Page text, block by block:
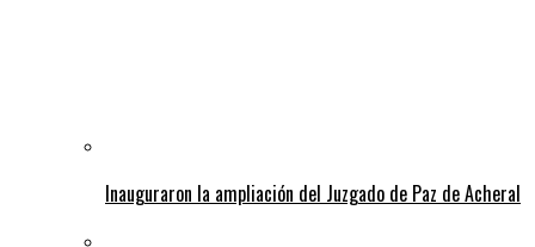
Inauguraron la ampliación del Juzgado de Paz de Acheral